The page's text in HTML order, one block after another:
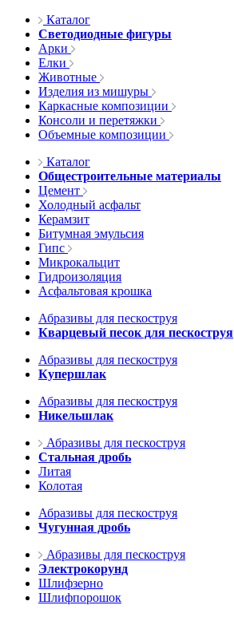
Каталог
Светодиодные фигуры
Арки
Елки
Животные
Изделия из мишуры
Каркасные композиции
Консоли и перетяжки
Объемные композиции
Каталог
Общестроительные материалы
Цемент
Холодный асфальт
Керамзит
Битумная эмульсия
Гипс
Микрокальцит
Гидроизоляция
Асфальтовая крошка
Абразивы для пескоструя
Кварцевый песок для пескоструя
Абразивы для пескоструя
Купершлак
Абразивы для пескоструя
Никельшлак
Абразивы для пескоструя
Стальная дробь
Литая
Колотая
Абразивы для пескоструя
Чугунная дробь
Абразивы для пескоструя
Электрокорунд
Шлифзерно
Шлифпорошок